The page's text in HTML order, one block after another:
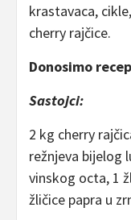
krastavaca,
cherry rajčice.
Donosimo
Sastojci:
2 kg cherry
režnjeva bijelog
vinskog octa, 1
žličice papra u